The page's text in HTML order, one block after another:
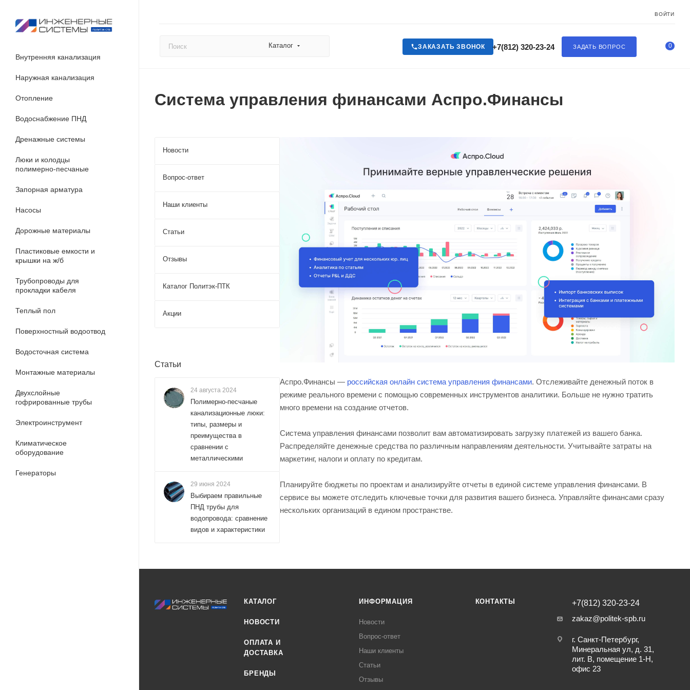
ВОЙТИ
Каталог ЗАДАТЬ ВОПРОС
+7(812) 320-23-24
ЗАКАЗАТЬ ЗВОНОК 0
Внутренняя канализация
Наружная канализация
Отопление
Водоснабжение ПНД
Дренажные системы
Люки и колодцы
полимерно-песчаные
Запорная арматура
Насосы
Дорожные материалы
Пластиковые емкости и
крышки на ж/б
Трубопроводы для
прокладки кабеля
Теплый пол
Поверхностный водоотвод
Водосточная система
Монтажные материалы
Двухслойные
гофрированные трубы
Электроинструмент
Климатическое
оборудование
Генераторы
Система управления финансами Аспро.Финансы
Аспро.Финансы — российская онлайн система управления финансами. Отслеживайте денежный поток в
режиме реального времени с помощью современных инструментов аналитики. Больше не нужно тратить
много времени на создание отчетов.
Система управления финансами позволит вам автоматизировать загрузку платежей из вашего банка.
Распределяйте денежные средства по различным направлениям деятельности. Учитывайте затраты на
маркетинг, налоги и оплату по кредитам.
Планируйте бюджеты по проектам и анализируйте отчеты в единой системе управления финансами. В
сервисе вы можете отследить ключевые точки для развития вашего бизнеса. Управляйте финансами сразу
нескольких организаций в едином пространстве.
Новости
Вопрос-ответ
Наши клиенты
Статьи
Отзывы
Каталог Политэк-ПТК
Акции
Статьи
24 августа 2024
Полимерно-песчаные
канализационные люки:
типы, размеры и
преимущества в
сравнении с
металлическими
29 июня 2024
Выбираем правильные
ПНД трубы для
водопровода: сравнение
видов и характеристики
КАТАЛОГ
НОВОСТИ
ОПЛАТА И
ДОСТАВКА
БРЕНДЫ
ИНФОРМАЦИЯ
Новости
Вопрос-ответ
Наши клиенты
Статьи
Отзывы
КОНТАКТЫ
+7(812) 320-23-24
zakaz@politek-spb.ru
г. Санкт-Петербург,
Минеральная ул, д. 31,
лит. В, помещение 1-Н,
офис 23